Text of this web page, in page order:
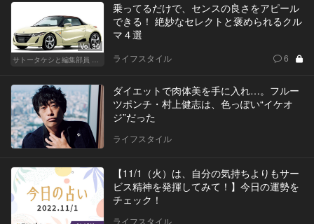
Vol.36
サトータケシと編集部員 船山の"CAR GENTSへの道"
乗ってるだけで、センスの良さをアピール
できる！ 絶妙なセレクトと褒められるクル
マ４選
ライフスタイル 6
ダイエットで肉体美を手に入れ…。フルー
ツポンチ・村上健志は、色っぽい“イケオ
ジ”だった
ライフスタイル
【11/1（火）は、自分の気持ちよりもサー
ビス精神を発揮してみて！】今日の運勢を
チェック！
ライフスタイル